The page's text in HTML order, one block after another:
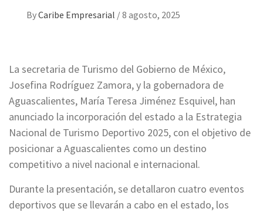
ByCaribe Empresarial /8 agosto, 2025
La secretaria de Turismo del Gobierno de México,
Josefina Rodríguez Zamora, y la gobernadora de
Aguascalientes, María Teresa Jiménez Esquivel, han
anunciado la incorporación del estado a la Estrategia
Nacional de Turismo Deportivo 2025, con el objetivo de
posicionar a Aguascalientes como un destino
competitivo a nivel nacional e internacional.
Durante la presentación, se detallaron cuatro eventos
deportivos que se llevarán a cabo en el estado, los